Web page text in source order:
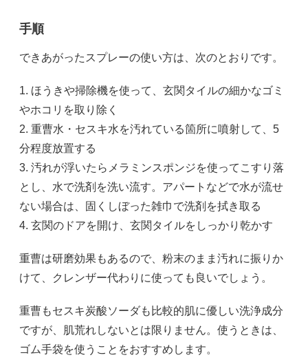
手順
できあがったスプレーの使い方は、次のとおりです。
1. ほうきや掃除機を使って、玄関タイルの細かなゴミ
やホコリを取り除く
2. 重曹水・セスキ水を汚れている箇所に噴射して、5
分程度放置する
3. 汚れが浮いたらメラミンスポンジを使ってこすり落
とし、水で洗剤を洗い流す。アパートなどで水が流せ
ない場合は、固くしぼった雑巾で洗剤を拭き取る
4. 玄関のドアを開け、玄関タイルをしっかり乾かす
重曹は研磨効果もあるので、粉末のまま汚れに振りか
けて、クレンザー代わりに使っても良いでしょう。
重曹もセスキ炭酸ソーダも比較的肌に優しい洗浄成分
ですが、肌荒れしないとは限りません。使うときは、
ゴム手袋を使うことをおすすめします。